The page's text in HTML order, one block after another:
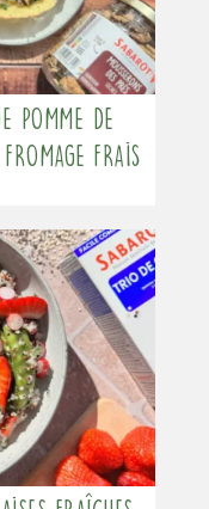
pomme de
frais